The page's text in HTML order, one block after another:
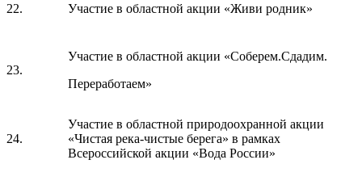
22. Участие в областной акции «Живи родник»
23.
Участие в областной акции «Соберем.Сдадим.
Переработаем»
24.
Участие в областной природоохранной акции
«Чистая река-чистые берега» в рамках
Всероссийской акции «Вода России»